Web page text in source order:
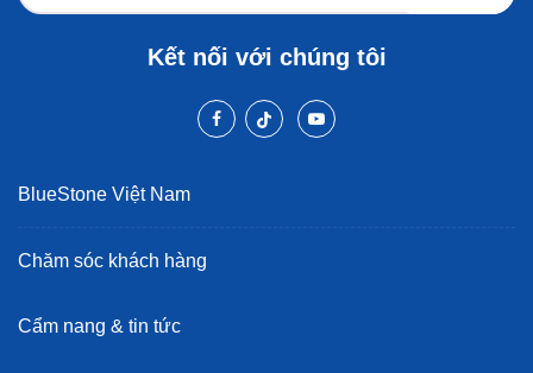
Kết nối với chúng tôi
BlueStone Việt Nam
Chăm sóc khách hàng
Cẩm nang & tin tức